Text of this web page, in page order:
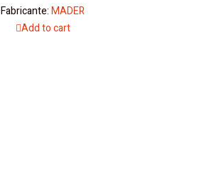
Fabricante:MADER
Add to cart